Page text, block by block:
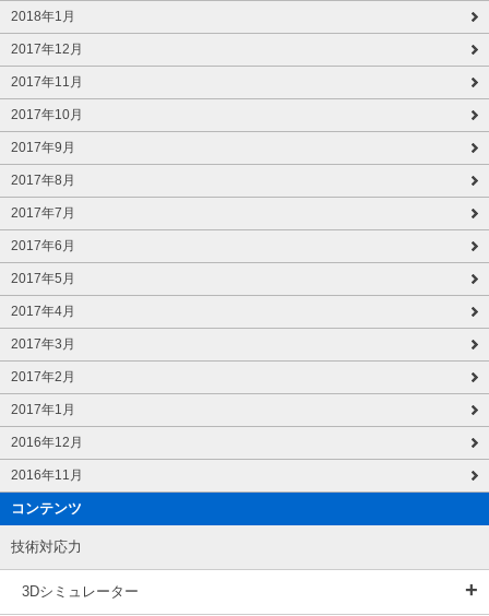
2018年1月
2017年12月
2017年11月
2017年10月
2017年9月
2017年8月
2017年7月
2017年6月
2017年5月
2017年4月
2017年3月
2017年2月
2017年1月
2016年12月
2016年11月
コンテンツ
技術対応力
3Dシミュレーター